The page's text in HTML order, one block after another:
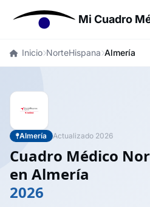
Mi Cuadro
Inicio NorteHispana Almería
Almería Actualizado 2026
Cuadro Médico
en Almería
2026